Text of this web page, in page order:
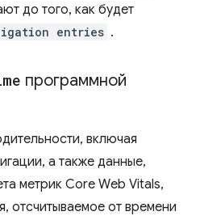
до того, как будет
entries .
программной
включая
а также данные,
метрик Core Web Vitals,
отсчитываемое от времени